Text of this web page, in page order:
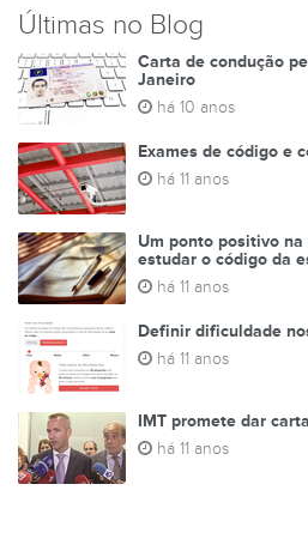
Últimas no Blog
Carta de condução
Janeiro
há 10 anos
Exames de código e
há 11 anos
Um ponto positivo
estudar o código da
há 11 anos
Definir dificuldade
há 11 anos
IMT promete dar
há 11 anos